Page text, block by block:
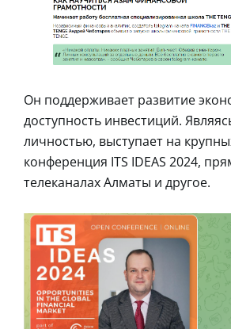
Он поддерживает развитие
доступность инвестиций.
личностью, выступает на
конференция ITS IDEAS 2024,
телеканалах Алматы и другое.